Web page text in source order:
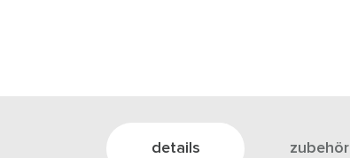
details zubehör